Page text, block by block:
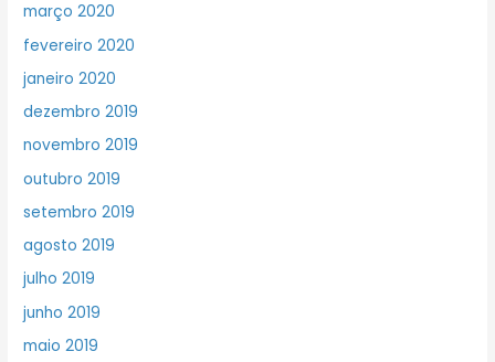
março 2020
fevereiro 2020
janeiro 2020
dezembro 2019
novembro 2019
outubro 2019
setembro 2019
agosto 2019
julho 2019
junho 2019
maio 2019